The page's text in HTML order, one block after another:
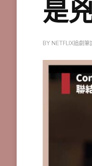
是
BY NETFLIX追劇筆